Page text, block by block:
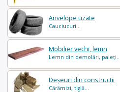
Anvelope uzate
Cauciucuri...
Mobilier vechi, lemn
Lemn din demolări, paleți...
Deșeuri din construcții
Cărămizi, tiglă...